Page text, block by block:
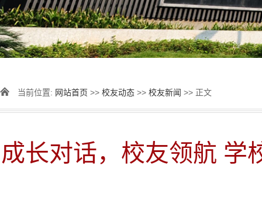
当前位置: 网站首页 >> 校友动态 >> 校友新闻 >> 正文
成长对话，校友领航 学